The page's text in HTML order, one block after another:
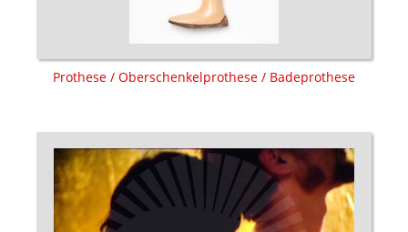
Prothese / Oberschenkelprothese / Badeprothese